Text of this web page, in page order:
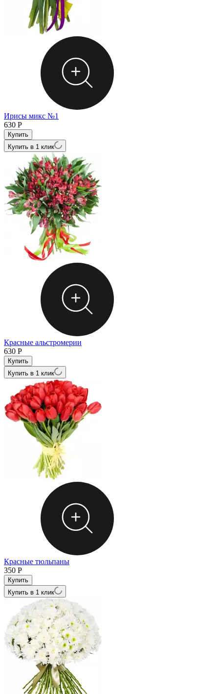
Ирисы микс №1
630 Р
Купить в 1 клик
Красные альстромерии
630 Р
Купить в 1 клик
Красные тюльпаны
350 Р
Купить в 1 клик